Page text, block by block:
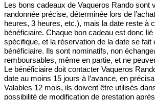
Les bons cadeaux de Vaqueros Rando sont
randonnée précise, déterminée lors de
heures, 3 heures, etc.), mais la date reste à
bénéficiaire. Chaque bon cadeau est donc
spécifique, et la réservation de la date se fait
bénéficiaire. Ils sont nominatifs, non
remboursables, même en partie, et ne
Le bénéficiaire doit contacter Vaqueros
date au moins 15 jours à l’avance, en
Valables 12 mois, ils doivent être utilisés
possibilité de modification de prestation